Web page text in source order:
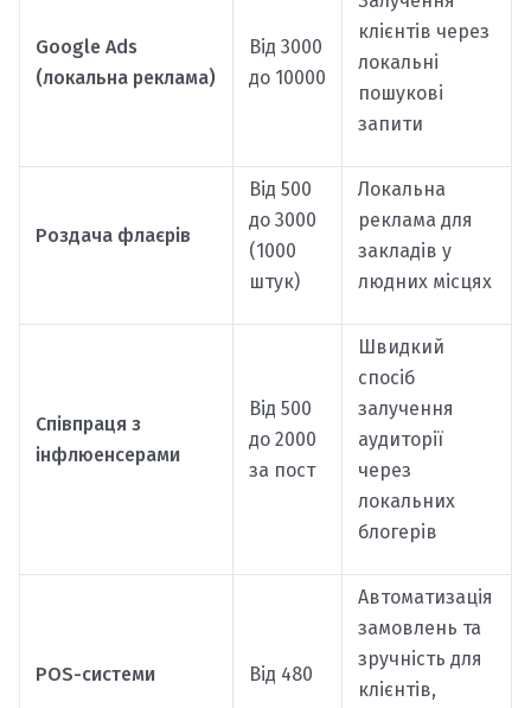
Google Ads
(локальна реклама)
Від 3000
до 10000
клієнтів через
локальні
пошукові
запити
Роздача флаєрів
Від 500
до 3000
(1000
штук)
Локальна
реклама для
закладів у
людних місцях
Співпраця з
інфлюенсерами
Від 500
до 2000
за пост
Швидкий
спосіб
залучення
аудиторії
через
локальних
блогерів
POS-системи Від 480
Автоматизація
замовлень та
зручність для
клієнтів,